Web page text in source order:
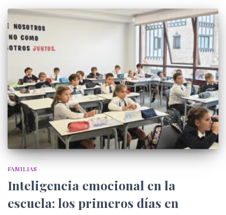
FAMILIAS
Inteligencia emocional en la
escuela: los primeros días en